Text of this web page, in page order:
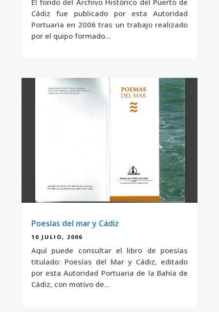
El fondo del Archivo Histórico del Puerto de
Cádiz fue publicado por esta Autoridad
Portuaria en 2006 tras un trabajo realizado
por el quipo formado...
Poesías del mar y Cádiz
10 JULIO, 2006
Aquí puede consultar el libro de poesías
titulado: Poesías del Mar y Cádiz, editado
por esta Autoridad Portuaria de la Bahía de
Cádiz, con motivo de...